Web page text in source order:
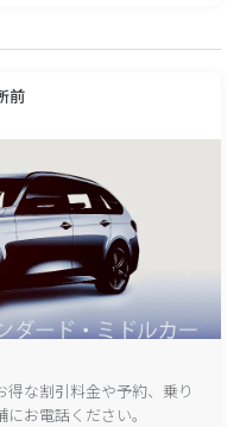
前
な割引料金や予約、乗り
お電話ください。